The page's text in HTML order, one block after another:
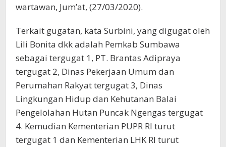
wartawan, Jum’at, (27/03/2020).
Terkait gugatan, kata Surbini, yang digugat oleh
Lili Bonita dkk adalah Pemkab Sumbawa
sebagai tergugat 1, PT. Brantas Adipraya
tergugat 2, Dinas Pekerjaan Umum dan
Perumahan Rakyat tergugat 3, Dinas
Lingkungan Hidup dan Kehutanan Balai
Pengelolahan Hutan Puncak Ngengas tergugat
4. Kemudian Kementerian PUPR RI turut
tergugat 1 dan Kementerian LHK RI turut